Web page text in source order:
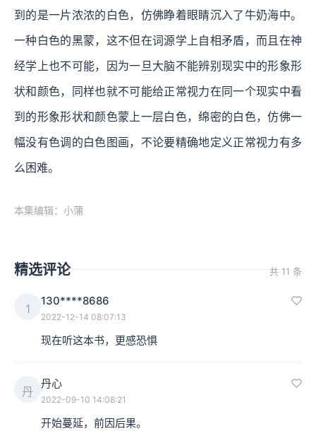
到的是一片浓浓的白色，仿佛睁着眼睛沉入了牛奶海中。
一种白色的黑蒙，这不但在词源学上自相矛盾，而且在神
经学上也不可能，因为一旦大脑不能辨别现实中的形象形
状和颜色，同样也就不可能给正常视力在同一个现实中看
到的形象形状和颜色蒙上一层白色，绵密的白色，仿佛一
幅没有色调的白色图画，不论要精确地定义正常视力有多
么困难。
本集编辑：小蒲
精选评论 共 11 条
1
130****8686
2022-12-14 08:07:13
现在听这本书，更感恐惧
丹
丹心
2022-09-10 14:08:21
开始蔓延，前因后果。